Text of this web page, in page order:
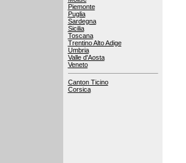
Piemonte
Puglia
Sardegna
Sicilia
Toscana
Trentino Alto Adige
Umbria
Valle d'Aosta
Veneto
Canton Ticino
Corsica